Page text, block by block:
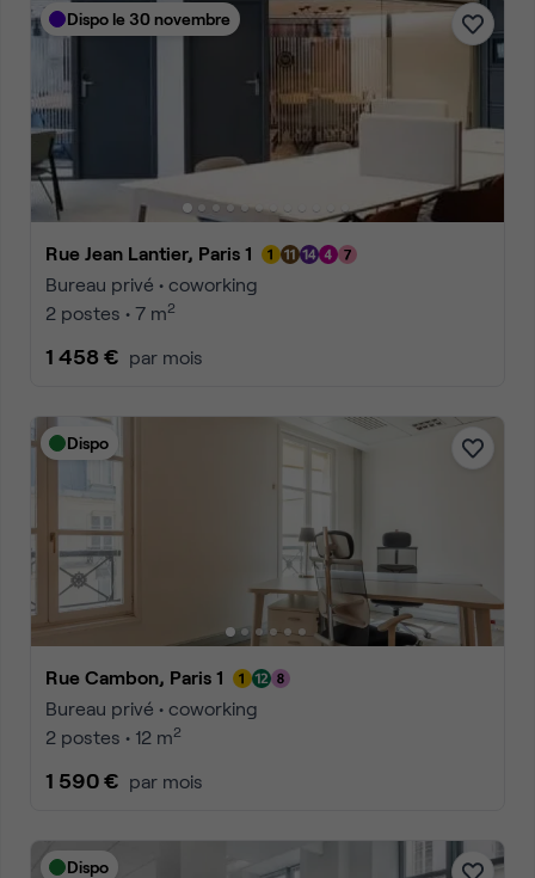
Dispo le 30 novembre
Rue Jean Lantier, Paris 1
Bureau privé • coworking
2 postes • 7 m2
1 458 € par mois
Dispo
Rue Cambon, Paris 1
Bureau privé • coworking
2 postes • 12 m2
1 590 € par mois
Dispo